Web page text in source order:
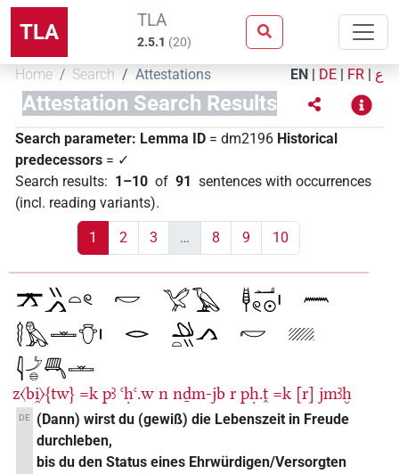
TLA TLA
2.5.1 (20)
Home Search Attestations EN | DE | FR | ع
Attestation Search Results
Search parameter: Lemma ID = dm2196 Historical
predecessors = ✓
Search results: 1–10 of 91 sentences with occurrences
(incl. reading variants).
1 2 3 … 8 9 10
z〈bi̯〉{tw} =k pꜣ ꜥḥꜥ.w n nḏm-jb r pḥ.ṱ =k [r] jmꜣḫ
DE
(Dann) wirst du (gewiß) die Lebenszeit in Freude
durchleben,
bis du den Status eines Ehrwürdigen/Versorgten